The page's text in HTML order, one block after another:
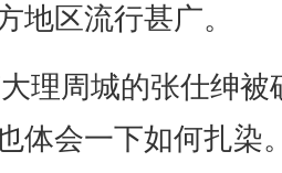
地区流行甚广。
理周城的张仕绅
体会一下如何扎染